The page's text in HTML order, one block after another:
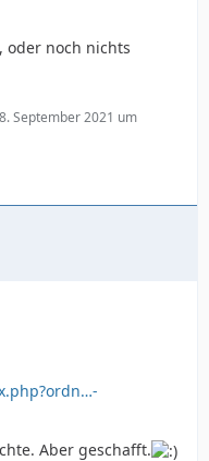
oder noch nichts
September 2021 um
Aber geschafft.